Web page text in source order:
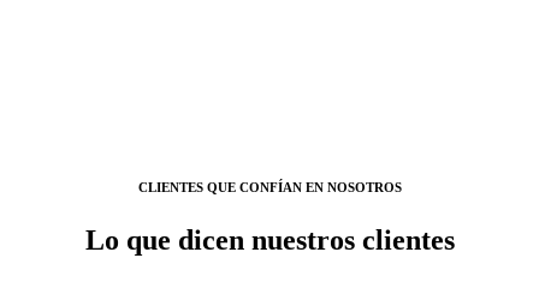
CLIENTES QUE CONFÍAN EN NOSOTROS
Lo que dicen nuestros clientes